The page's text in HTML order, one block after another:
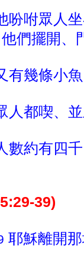
吩咐眾人
們擺開、
有幾條小
人都喫、
數約有四
39)
耶穌離開